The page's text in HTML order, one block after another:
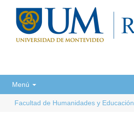
Menú
Facultad de Humanidades y Educación